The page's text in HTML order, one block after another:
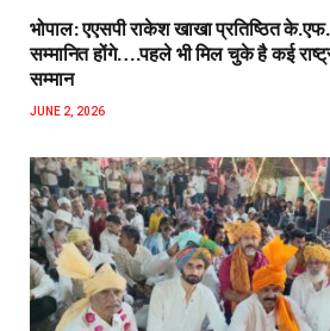
भोपाल: एएसपी राकेश‌ खाखा प्रतिष्ठित
सम्मानित होंगे….पहले भी मिल चुके है कई
सम्मान
JUNE 2, 2026